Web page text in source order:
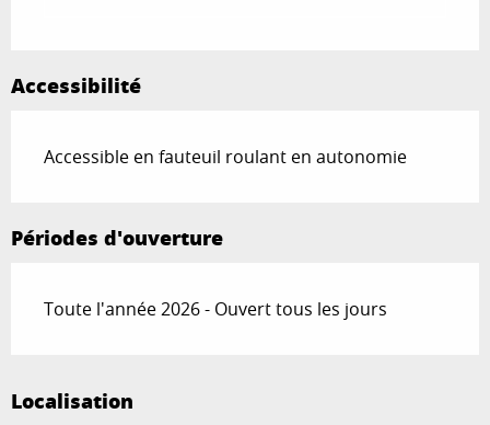
Accessibilité
Accessible en fauteuil roulant en autonomie
Périodes d'ouverture
Toute l'année 2026 - Ouvert tous les jours
Localisation